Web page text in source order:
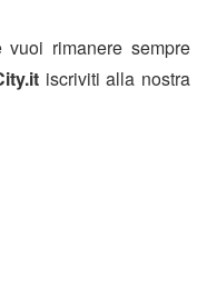
rimanere sempre
iscriviti alla nostra